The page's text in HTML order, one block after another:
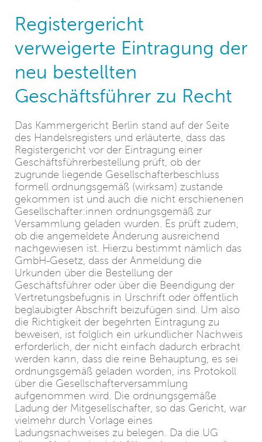
Registergericht
verweigerte Eintragung der
neu bestellten
Geschäftsführer zu Recht
Das Kammergericht Berlin stand auf der Seite
des Handelsregisters und erläuterte, dass das
Registergericht vor der Eintragung einer
Geschäftsführerbestellung prüft, ob der
zugrunde liegende Gesellschafterbeschluss
formell ordnungsgemäß (wirksam) zustande
gekommen ist und auch die nicht erschienenen
Gesellschafter:innen ordnungsgemäß zur
Versammlung geladen wurden. Es prüft zudem,
ob die angemeldete Änderung ausreichend
nachgewiesen ist. Hierzu bestimmt nämlich das
GmbH-Gesetz, dass der Anmeldung die
Urkunden über die Bestellung der
Geschäftsführer oder über die Beendigung der
Vertretungsbefugnis in Urschrift oder öffentlich
beglaubigter Abschrift beizufügen sind. Um also
die Richtigkeit der begehrten Eintragung zu
beweisen, ist folglich ein urkundlicher Nachweis
erforderlich, der nicht einfach dadurch erbracht
werden kann, dass die reine Behauptung, es sei
ordnungsgemäß geladen worden, ins Protokoll
über die Gesellschafterversammlung
aufgenommen wird. Die ordnungsgemäße
Ladung der Mitgesellschafter, so das Gericht, war
vielmehr durch Vorlage eines
Ladungsnachweises zu belegen. Da die UG